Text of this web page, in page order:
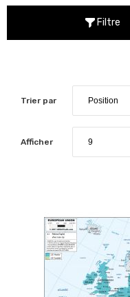
Filtre
Trier par
Afficher